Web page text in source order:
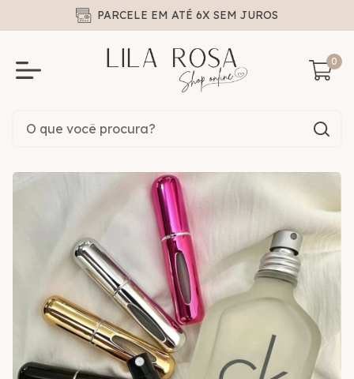
PARCELE EM ATÉ 6X SEM JUROS
0